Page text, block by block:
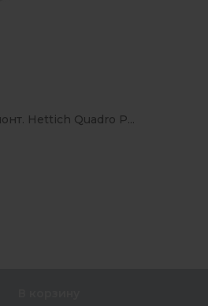
Hettich Quadro P...